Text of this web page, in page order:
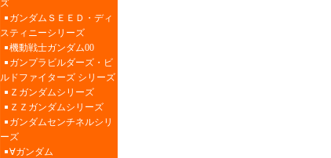
ズ
ガンダムＳＥＥＤ・ディ
スティニーシリーズ
機動戦士ガンダム00
ガンプラビルダーズ・ビ
ルドファイターズ シリーズ
Ｚガンダムシリーズ
ＺＺガンダムシリーズ
ガンダムセンチネルシリ
ーズ
∀ガンダム